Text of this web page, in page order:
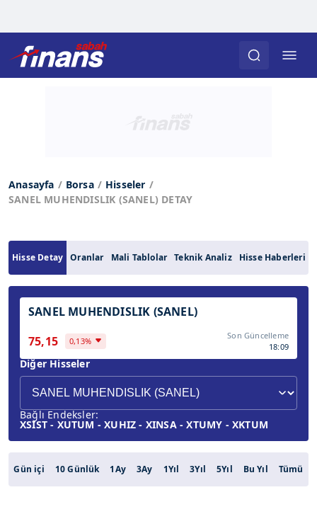
Anasayfa Borsa
Hisseler
SANEL MUHENDISLIK (SANEL) DETAY
Hisse Detay Oranlar Mali Tablolar Teknik Analiz Hisse Haberleri
SANEL MUHENDISLIK (SANEL)
75,15
0,13%
Son Güncelleme
18:09
Diğer Hisseler
Bağlı Endeksler:
XSIST - XUTUM - XUHIZ - XINSA - XTUMY - XKTUM
Gün içi 10 Günlük 1Ay 3Ay 1Yıl 3Yıl 5Yıl Bu Yıl Tümü